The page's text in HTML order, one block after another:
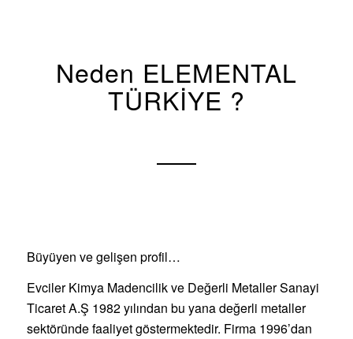
Neden ELEMENTAL
TÜRKİYE ?
Büyüyen ve gelişen profil…
Evciler Kimya Madencilik ve Değerli Metaller Sanayi
Ticaret A.Ş 1982 yılından bu yana değerli metaller
sektöründe faaliyet göstermektedir. Firma 1996’dan